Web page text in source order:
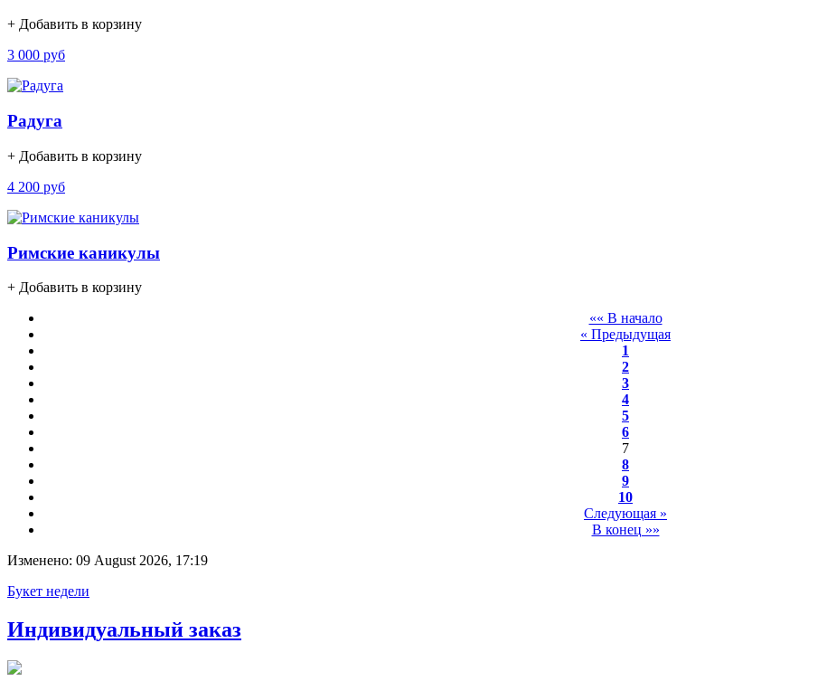
+ Добавить в корзину
3 000 руб
Радуга
+ Добавить в корзину
4 200 руб
Римские каникулы
+ Добавить в корзину
«« В начало
« Предыдущая
1
2
3
4
5
6
7
8
9
10
Следующая »
В конец »»
Изменено: 09 August 2026, 17:19
Букет недели
Индивидуальный заказ